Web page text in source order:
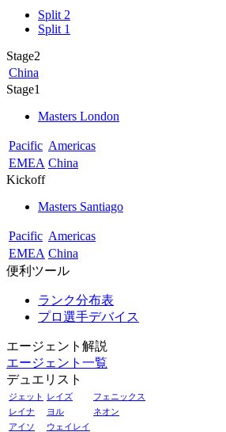
Split 2
Split 1
Stage2
China
Stage1
Masters London
Pacific Americas
EMEA China
Kickoff
Masters Santiago
Pacific Americas
EMEA China
便利ツール
ランク分布表
プロ選手デバイス
エージェント解説
エージェント一覧
デュエリスト
ジェット レイズ
フェニックス
レイナ
ヨル
ネオン
アイソ
ウェイレイ